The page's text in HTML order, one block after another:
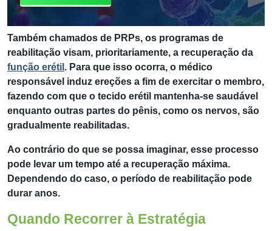
Também chamados de PRPs, os programas de
reabilitação visam, prioritariamente, a recuperação da
função erétil . Para que isso ocorra, o médico
responsável induz ereções a fim de exercitar o membro,
fazendo com que o tecido erétil mantenha-se saudável
enquanto outras partes do pênis, como os nervos, são
gradualmente reabilitadas.
Ao contrário do que se possa imaginar, esse processo
pode levar um tempo até a recuperação máxima.
Dependendo do caso, o período de reabilitação pode
durar anos.
Quando Recorrer à Estratégia